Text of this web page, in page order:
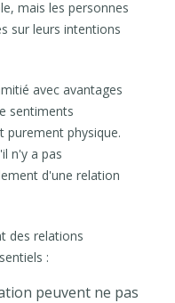
mais les personnes
sur leurs intentions
avec avantages
sentiments
purement physique.
n'y a pas
d'une relation
des relations
:
peuvent ne pas